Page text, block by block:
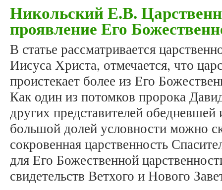
Никольский Е.В.
проявление Его
В статье рассматривается
Иисуса Христа, отмечается, что
проистекает более из Его
Как один из потомков пророка
других представителей
большой долей условности можно
сокровенная царственность
для Его Божественной
свидетельств Ветхого и Нового